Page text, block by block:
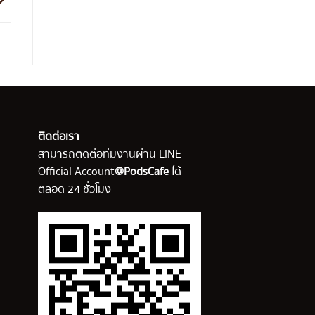
ติดต่อเรา
สามารถติดต่อทีมงานผ่าน LINE
Official Account@PodsCafeได้
ตลอด 24 ชั่วโมง